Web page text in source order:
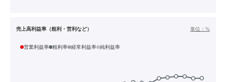
売上高利益率（粗利・営利など） 単位： %
営業利益率 粗利率 経常利益率 純利益率